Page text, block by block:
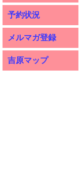
予約状況
メルマガ登録
吉原マップ